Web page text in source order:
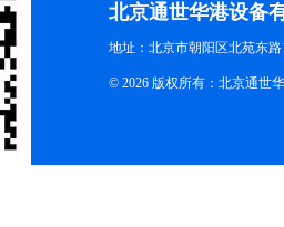
北京通世华港设备
地址：北京市朝阳区北苑东路
© 2026 版权所有：北京通世